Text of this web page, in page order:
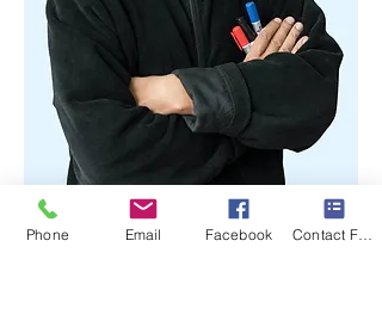
Phone Email Facebook Contact Form